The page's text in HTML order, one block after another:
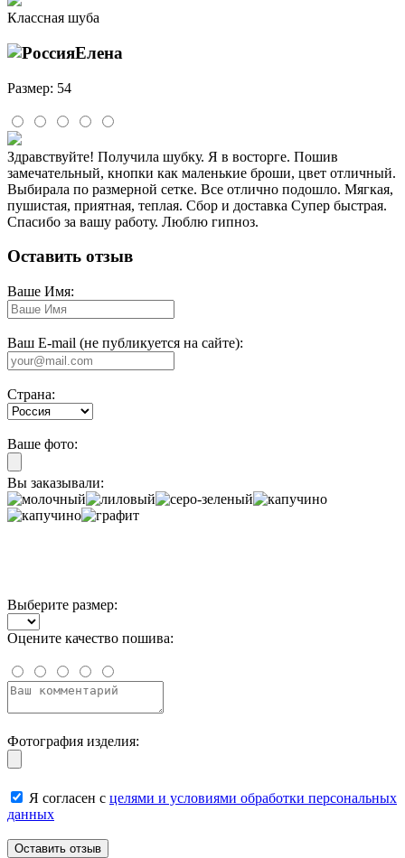
Классная шуба
Елена
Размер: 54
Здравствуйте! Получила шубку. Я в восторге. Пошив
замечательный, кнопки как маленькие броши, цвет отличный.
Выбирала по размерной сетке. Все отлично подошло. Мягкая,
пушистая, приятная, теплая. Сбор и доставка Супер быстрая.
Спасибо за вашу работу. Люблю гипноз.
Оставить отзыв
Ваше Имя:
Ваш E-mail (не публикуется на сайте):
Страна:
Ваше фото:
Вы заказывали:
Выберите размер:
Оцените качество пошива:
Фотография изделия:
Я согласен с целями и условиями обработки персональных
данных